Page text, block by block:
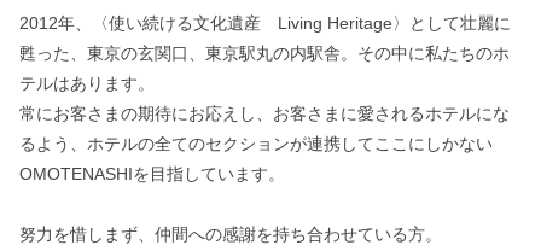
2012年、〈使い続ける文化遺産 Living Heritage〉として壮麗に
甦った、東京の玄関口、東京駅丸の内駅舎。その中に私たちのホ
テルはあります。
常にお客さまの期待にお応えし、お客さまに愛されるホテルにな
るよう、ホテルの全てのセクションが連携してここにしかない
OMOTENASHIを目指しています。
努力を惜しまず、仲間への感謝を持ち合わせている方。